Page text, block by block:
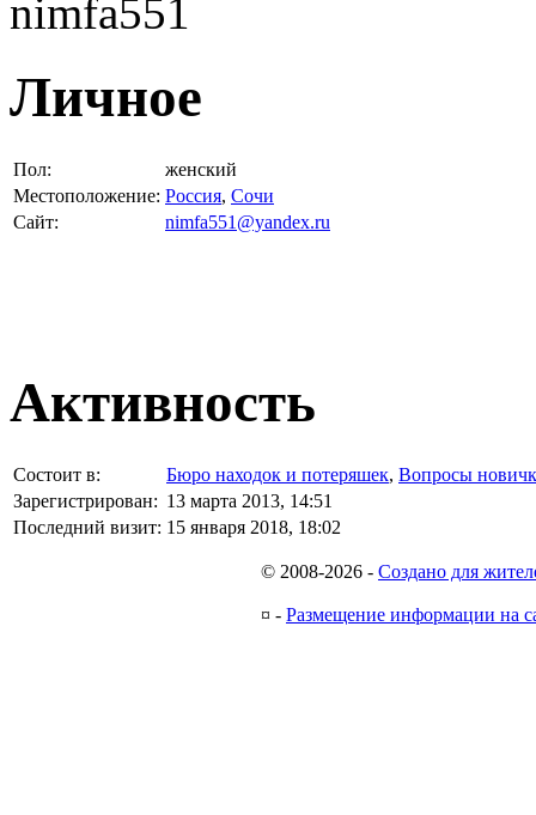
nimfa551
Личное
Пол:
женский
Местоположение: Россия, Сочи
Сайт:
nimfa551@yandex.ru
Активность
Состоит в: Бюро находок и потеряшек, Вопросы
Зарегистрирован: 13 марта 2013, 14:51
Последний визит: 15 января 2018, 18:02
© 2008-2026 - Создано для
¤ - Размещение информации на